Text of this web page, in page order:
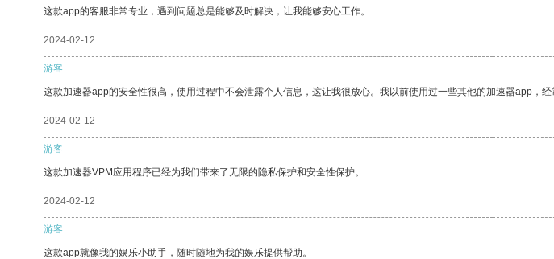
这款app的客服非常专业，遇到问题总是能够及时解决，让我能够安心工作。
2024-02-12
游客
这款加速器app的安全性很高，使用过程中不会泄露个人信息，这让我很放心。我以前使用过一些其他的加速器app，经
2024-02-12
游客
这款加速器VPM应用程序已经为我们带来了无限的隐私保护和安全性保护。
2024-02-12
游客
这款app就像我的娱乐小助手，随时随地为我的娱乐提供帮助。